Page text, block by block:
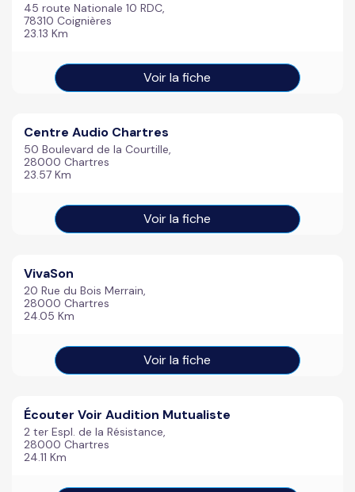
45 route Nationale 10 RDC,
78310 Coignières
23.13 Km
Voir la fiche
Centre Audio Chartres
50 Boulevard de la Courtille,
28000 Chartres
23.57 Km
Voir la fiche
VivaSon
20 Rue du Bois Merrain,
28000 Chartres
24.05 Km
Voir la fiche
Écouter Voir Audition Mutualiste
2 ter Espl. de la Résistance,
28000 Chartres
24.11 Km